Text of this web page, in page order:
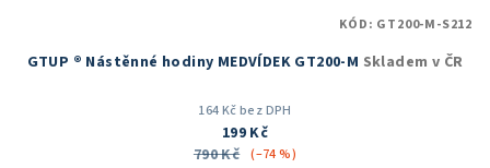
GTUP ® Nástěnné hodiny MEDVÍDEK GT200-M Skladem v ČR
164 Kč bez DPH
199 Kč
790 Kč (–74 %)
KÓD: GT200-M-S212